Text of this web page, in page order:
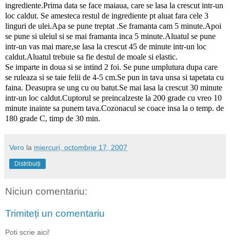
ingrediente.Prima data se face maiaua, care se lasa la crescut intr-un
loc caldut. Se amesteca restul de ingrediente pt aluat fara cele 3
linguri de ulei.Apa se pune treptat .Se framanta cam 5 minute.Apoi
se pune si uleiul si se mai framanta inca 5 minute.Aluatul se pune
intr-un vas mai mare,se lasa la crescut 45 de minute intr-un loc
caldut.Aluatul trebuie sa fie destul de moale si elastic.
Se imparte in doua si se intind 2 foi. Se pune umplutura dupa care
se ruleaza si se taie felii de 4-5 cm.Se pun in tava unsa si tapetata cu
faina. Deasupra se ung cu ou batut.Se mai lasa la crescut 30 minute
intr-un loc caldut.Cuptorul se preincalzeste la 200 grade cu vreo 10
minute inainte sa punem tava.Cozonacul se coace insa la o temp. de
180 grade C, timp de 30 min.
Vero la miercuri, octombrie 17, 2007
Distribuiți
Niciun comentariu:
Trimiteți un comentariu
Poti scrie aici!